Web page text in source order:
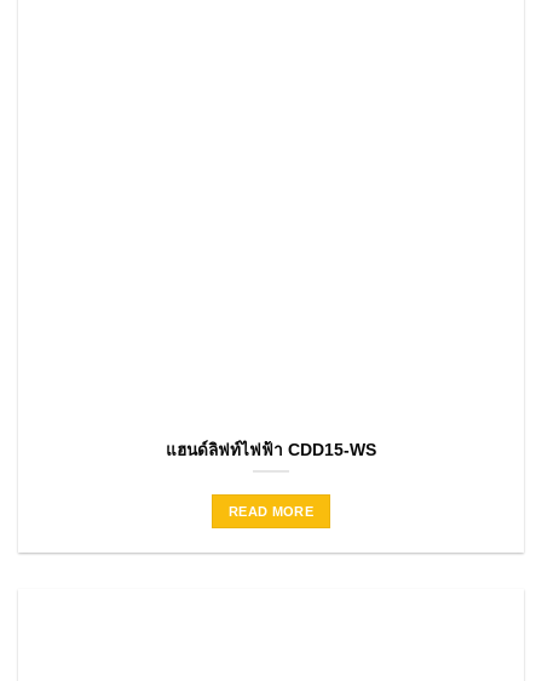
แฮนด์ลิฟท์ไฟฟ้า CDD15-WS
READ MORE